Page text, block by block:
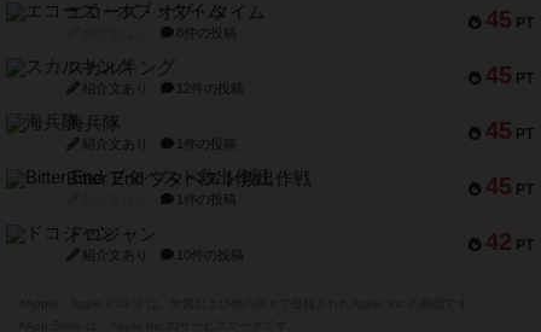
45 PT
エコーズ・オブ・タイム
8件の投稿
45 PT
スカルキング
紹介文あり 12件の投稿
45 PT
海兵隊
紹介文あり 1件の投稿
45 PT
Bitter End ブタペスト救出作戦
1件の投稿
42 PT
ドコジャン
紹介文あり 10件の投稿